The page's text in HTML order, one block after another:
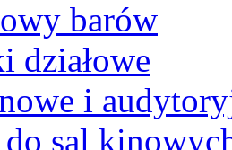
barów
działowe
i
do sal